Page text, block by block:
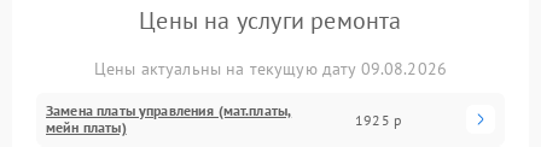
Цены на услуги ремонта
Цены актуальны на текущую дату 09.08.2026
Замена платы управления (мат.платы,
мейн платы)
1925 р